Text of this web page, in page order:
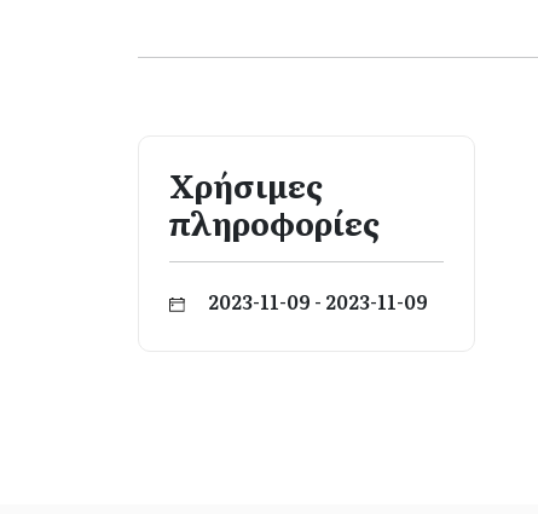
Χρήσιμες
πληροφορίες
2023-11-09 - 2023-11-09